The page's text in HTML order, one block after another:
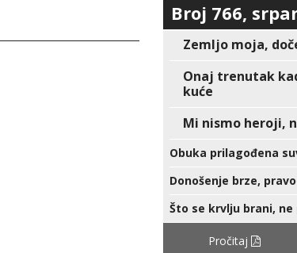
Broj 766,
Zemljo moja,
Onaj trenutak
kuće
Mi nismo heroji,
Obuka prilagođena
Donošenje brze,
Što se krvlju brani,
Pročitaj